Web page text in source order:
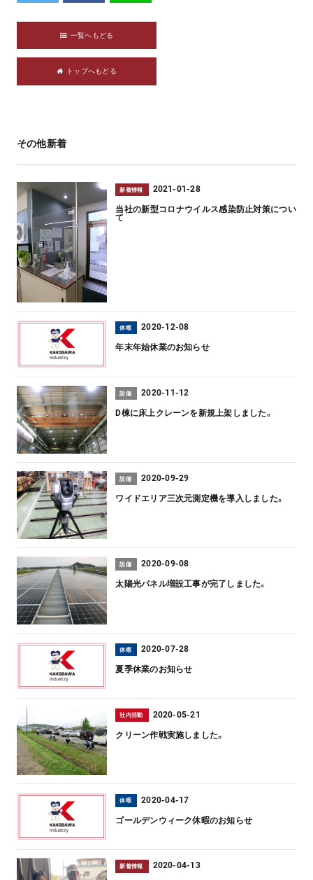
一覧へもどる
トップへもどる
その他新着
新着情報 2021-01-28
当社の新型コロナウイルス感染防止対策につい
て
休暇 2020-12-08
年末年始休業のお知らせ
設備 2020-11-12
D棟に床上クレーンを新規上架しました。
設備 2020-09-29
ワイドエリア三次元測定機を導入しました。
設備 2020-09-08
太陽光パネル増設工事が完了しました。
休暇 2020-07-28
夏季休業のお知らせ
社内活動 2020-05-21
クリーン作戦実施しました。
休暇 2020-04-17
ゴールデンウィーク休暇のお知らせ
新着情報 2020-04-13